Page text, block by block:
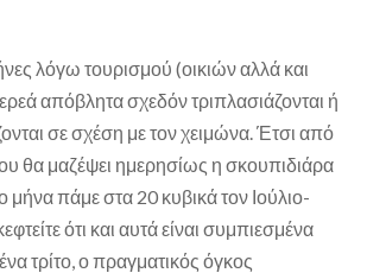
λόγω τουρισμού (οικιών αλλά και
απόβλητα σχεδόν τριπλασιάζονται ή
σε σχέση με τον χειμώνα. Έτσι από
θα μαζέψει ημερησίως η σκουπιδιάρα
μήνα πάμε στα 20 κυβικά τον Ιούλιο-
ότι και αυτά είναι συμπιεσμένα
τρίτο, ο πραγματικός όγκος